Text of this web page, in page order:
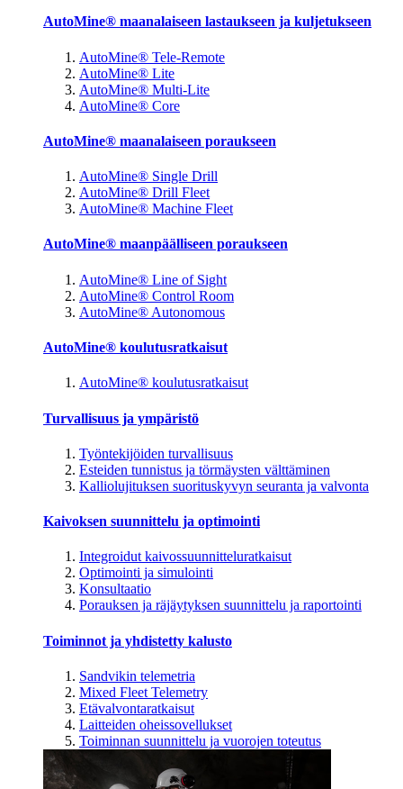
AutoMine® maanalaiseen lastaukseen ja kuljetukseen
AutoMine® Tele-Remote
AutoMine® Lite
AutoMine® Multi-Lite
AutoMine® Core
AutoMine® maanalaiseen poraukseen
AutoMine® Single Drill
AutoMine® Drill Fleet
AutoMine® Machine Fleet
AutoMine® maanpäälliseen poraukseen
AutoMine® Line of Sight
AutoMine® Control Room
AutoMine® Autonomous
AutoMine® koulutusratkaisut
AutoMine® koulutusratkaisut
Turvallisuus ja ympäristö
Työntekijöiden turvallisuus
Esteiden tunnistus ja törmäysten välttäminen
Kalliolujituksen suorituskyvyn seuranta ja valvonta
Kaivoksen suunnittelu ja optimointi
Integroidut kaivossuunnitteluratkaisut
Optimointi ja simulointi
Konsultaatio
Porauksen ja räjäytyksen suunnittelu ja raportointi
Toiminnot ja yhdistetty kalusto
Sandvikin telemetria
Mixed Fleet Telemetry
Etävalvontaratkaisut
Laitteiden oheissovellukset
Toiminnan suunnittelu ja vuorojen toteutus